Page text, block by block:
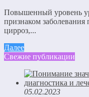
Повышенный уровень
признаком заболевания
цирроз,...
Далее
Свежие публикации
05.02.2023